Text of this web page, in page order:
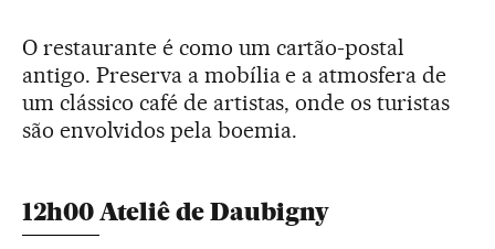
O restaurante é como um cartão-postal
antigo. Preserva a mobília e a atmosfera de
um clássico café de artistas, onde os turistas
são envolvidos pela boemia.
12h00 Ateliê de Daubigny